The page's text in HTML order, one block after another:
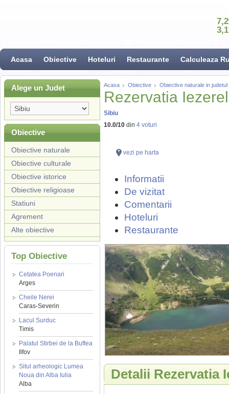
Acasa Obiective Hoteluri Restaurante Calculeaza
Alege un Judet
Obiective
Obiective naturale
Obiective culturale
Obiective istorice
Obiective religioase
Statiuni
Agrement
Alte obiective
Top Obiective
Cetatea Poenari
Arges
Cheile Nerei
Caras-Severin
Lacul Surduc
Timis
Palatul Stirbei de la Buftea
Ilfov
Situl arheologic Lumea
Noua din Alba Iulia
Alba
Acasa Obiective Obiective naturale in judetul
Rezervatia
Sibiu
10.0/10 din 4 voturi
vezi pe harta
Informatii
De vizitat
Comentarii
Hoteluri
Restaurante
Detalii Rezervatia